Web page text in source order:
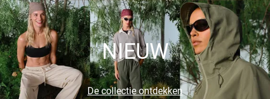
NIEUW
De collectie ontdekken